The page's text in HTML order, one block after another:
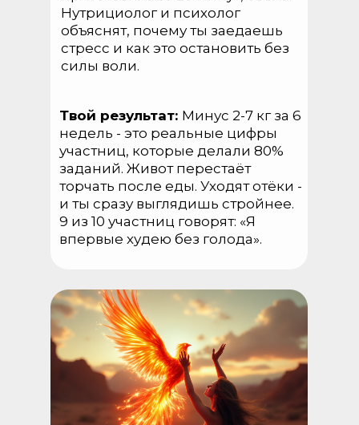
Нутрициолог и психолог
объяснят, почему ты заедаешь
стресс и как это остановить без
силы воли.
Твой результат: Минус 2-7 кг за 6
недель - это реальные цифры
участниц, которые делали 80%
заданий. Живот перестаёт
торчать после еды. Уходят отёки -
и ты сразу выглядишь стройнее.
9 из 10 участниц говорят: «Я
впервые худею без голода».